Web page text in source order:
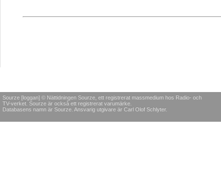
Sourze [loggan] © Nättidningen Sourze, ett registrerat massmedium hos Radio- och
TV-verket. Sourze är också ett registrerat varumärke.
Databasens namn är Sourze. Ansvarig utgivare är Carl Olof Schlyter.